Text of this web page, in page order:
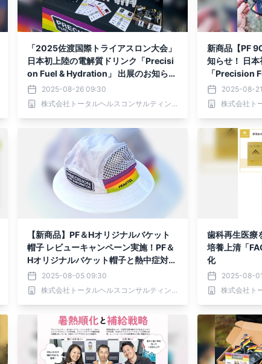
「2025佐渡国際トライアスロン大会」
日本初上陸の電解質ドリンク「Precisi
on Fuel & Hydration」 出展のお知ら
せ！2025-08-26 09:30
株式会社トータルヘルスコンサルティング
新商品【PF
知らせ！ 日
「Precision
2025-08-
【新商品】PF＆Hオリジナルバケット
帽子 レビューキャンペーン実施！PF＆
Hオリジナルバケット帽子と熱中症対策
セット6名様にプレゼント
2025-08-05 09:30
株式会社トータルヘルスコンサルティング
歯科再生医療
培養上清「
化
2025-08-